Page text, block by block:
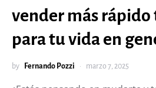
vender más rápido
para tu vida en
by Fernando Pozzi marzo 7, 2025